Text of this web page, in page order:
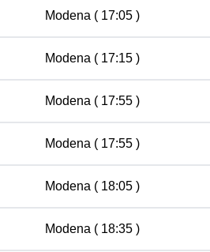
Modena ( 17:05 )
Modena ( 17:15 )
Modena ( 17:55 )
Modena ( 17:55 )
Modena ( 18:05 )
Modena ( 18:35 )